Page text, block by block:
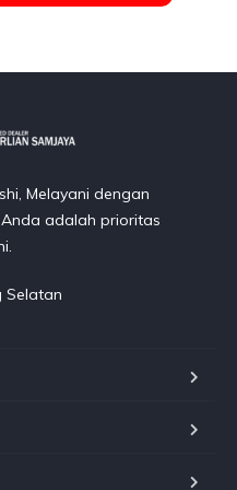
Melayani dengan
adalah prioritas
Selatan